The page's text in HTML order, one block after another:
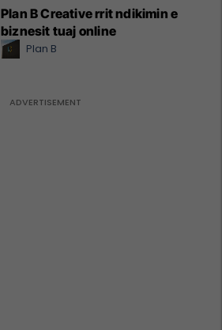
Plan B Creative rrit ndikimin e
biznesit tuaj online
Plan B